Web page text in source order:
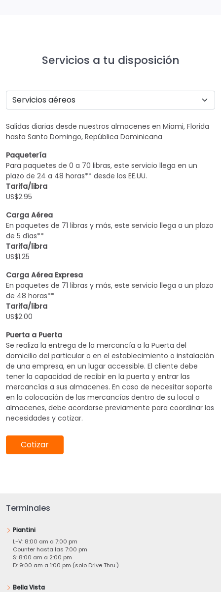
Servicios a tu disposición
Salidas diarias desde nuestros almacenes en Miami, Florida
hasta Santo Domingo, República Dominicana
Paquetería
Para paquetes de 0 a 70 libras, este servicio llega en un
plazo de 24 a 48 horas** desde los EE.UU.
Tarifa/libra
US$2.95
Carga Aérea
En paquetes de 71 libras y más, este servicio llega a un plazo
de 5 días**
Tarifa/libra
US$1.25
Carga Aérea Expresa
En paquetes de 71 libras y más, este servicio llega a un plazo
de 48 horas**
Tarifa/libra
US$2.00
Puerta a Puerta
Se realiza la entrega de la mercancía a la Puerta del
domicilio del particular o en el establecimiento o instalación
de una empresa, en un lugar accessible. El cliente debe
tener la capacidad de recibir en la puerta y entrar las
mercancías a sus almacenes. En caso de necesitar soporte
en la colocación de las mercancías dentro de su local o
almacenes, debe acordarse previamente para coordinar las
necesidades y cotizar.
Cotizar
Terminales
Piantini
L-V: 8:00 am a 7:00 pm
Counter hasta las 7:00 pm
S: 8:00 am a 2:00 pm
D: 9:00 am a 1:00 pm (solo Drive Thru.)
Bella Vista